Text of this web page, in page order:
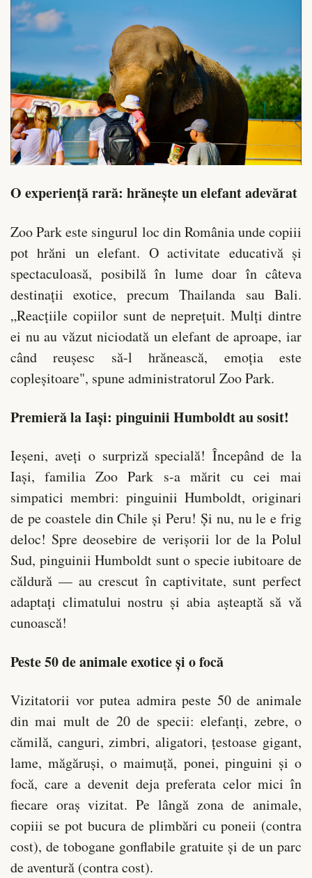
O experiență rară: hrănește un elefant adevărat
Zoo Park este singurul loc din România unde copiii
pot hrăni un elefant. O activitate educativă și
spectaculoasă, posibilă în lume doar în câteva
destinații exotice, precum Thailanda sau Bali.
„Reacțiile copiilor sunt de neprețuit. Mulți dintre
ei nu au văzut niciodată un elefant de aproape, iar
când reușesc să-l hrănească, emoția este
copleșitoare", spune administratorul Zoo Park.
Premieră la Iași: pinguinii Humboldt au sosit!
Ieșeni, aveți o surpriză specială! Începând de la
Iași, familia Zoo Park s-a mărit cu cei mai
simpatici membri: pinguinii Humboldt, originari
de pe coastele din Chile și Peru! Și nu, nu le e frig
deloc! Spre deosebire de verișorii lor de la Polul
Sud, pinguinii Humboldt sunt o specie iubitoare de
căldură — au crescut în captivitate, sunt perfect
adaptați climatului nostru și abia așteaptă să vă
cunoască!
Peste 50 de animale exotice și o focă
Vizitatorii vor putea admira peste 50 de animale
din mai mult de 20 de specii: elefanți, zebre, o
cămilă, canguri, zimbri, aligatori, țestoase gigant,
lame, măgăruși, o maimuță, ponei, pinguini și o
focă, care a devenit deja preferata celor mici în
fiecare oraș vizitat. Pe lângă zona de animale,
copiii se pot bucura de plimbări cu poneii (contra
cost), de tobogane gonflabile gratuite și de un parc
de aventură (contra cost).